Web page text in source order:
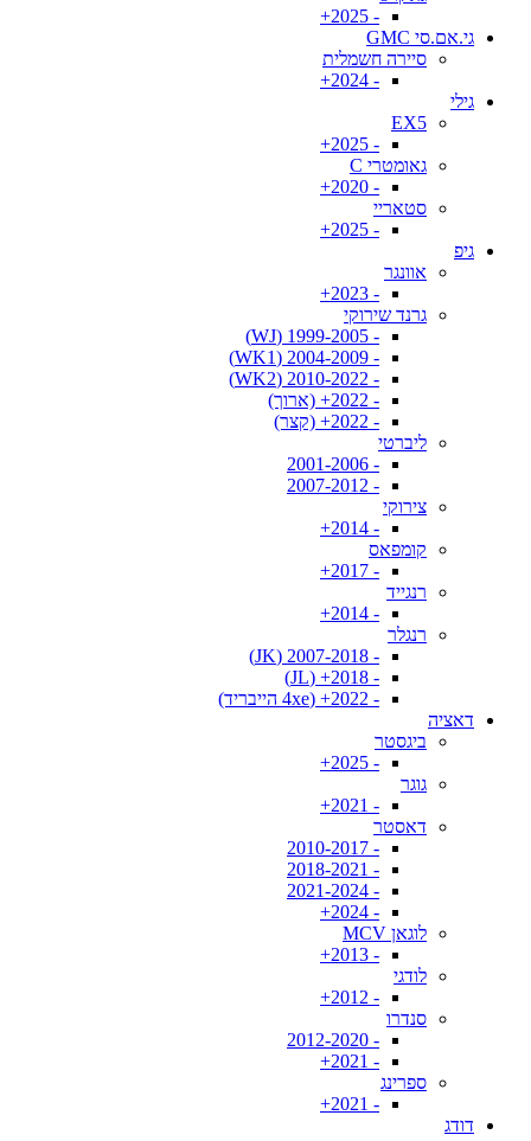
- 2025+
גי.אם.סי GMC
סיירה חשמלית
- 2024+
גילי
EX5
- 2025+
גאומטרי C
- 2020+
סטאריי
- 2025+
גיפ
אוונגר
- 2023+
גרנד שירוקי
- 1999-2005 (WJ)
- 2004-2009 (WK1)
- 2010-2022 (WK2)
- 2022+ (ארוך)
- 2022+ (קצר)
ליברטי
- 2001-2006
- 2007-2012
צירוקי
- 2014+
קומפאס
- 2017+
רנגייד
- 2014+
רנגלר
- 2007-2018 (JK)
- 2018+ (JL)
- 2022+ (4xe הייבריד)
דאציה
ביגסטר
- 2025+
גוגר
- 2021+
דאסטר
- 2010-2017
- 2018-2021
- 2021-2024
- 2024+
לוגאן MCV
- 2013+
לודגי
- 2012+
סנדרו
- 2012-2020
- 2021+
ספרינג
- 2021+
דודג